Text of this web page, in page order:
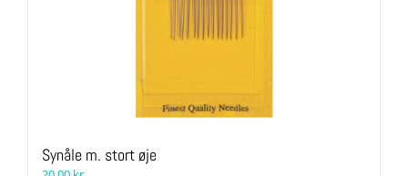
Synåle m. stort øje